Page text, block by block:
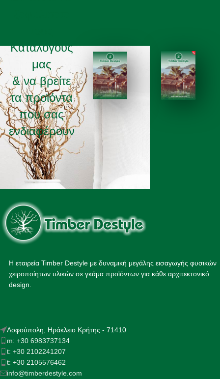
Καταλόγους
μας
& να βρείτε
τα προϊόντα
που σας
ενδιαφέρουν
ΚΑΤΑΛΟΓΟΣ 2025
Η εταιρεία Timber Destyle με δυναμική μεγάλης εισαγωγής φυσικών
χειροποίητων υλικών σε γκάμα προϊόντων για κάθε αρχιτεκτονικό
design.
Λοφούπολη, Ηράκλειο Κρήτης - 71410
m: +30 6983737134
t: +30 2102241207
t: +30 2105576462
info@timberdestyle.com